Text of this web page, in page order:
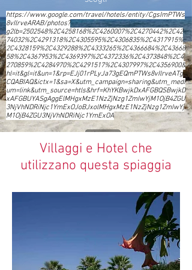
https://www.google.com/travel/hotels/entity/CgsImPTWs
8vIlrveARAB/photos?
g2lb=2502548%2C4258168%2C4260007%2C4270442%2C42
74032%2C4291318%2C4305595%2C4306835%2C4317915%
2C4328159%2C4329288%2C4333265%2C4366684%2C43668
58%2C4367953%2C4369397%2C4372336%2C4373848%2C4
270859%2C4284970%2C4291517%2C4307997%2C4356900&
hl=it&gl=it&un=1&rp=EJj01rPLyJa73gEQmPTWs8vIlrveATg
CQABIAQ&ictx=1&sa=X&utm_campaign=sharing&utm_medi
um=link&utm_source=htls&hrf=KhYKBwjkDxAFGBQSBwjkD
xAFGBUYASgAggElMHgxMzE1NzZjNzg1ZmIwYjM1OjB4ZGU
3NjVhNDRiNjc1YmExOJoBJxolMHgxMzE1NzZjNzg1ZmIwYj
M1OjB4ZGU3NjVhNDRiNjc1YmExOA
Villaggi e Hotel che
utilizzano questa spiaggia